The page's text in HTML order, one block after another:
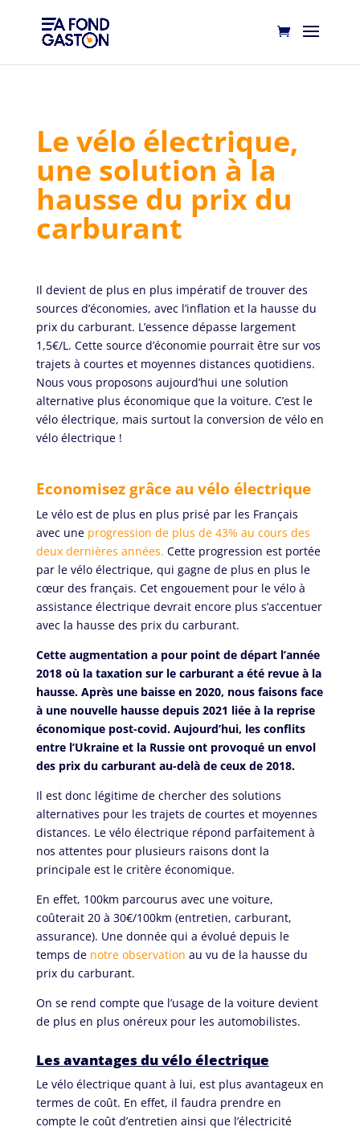
Le vélo électrique,
une solution à la
hausse du prix du
carburant
Il devient de plus en plus impératif de trouver des
sources d’économies, avec l’inflation et la hausse du
prix du carburant. L’essence dépasse largement
1,5€/L. Cette source d’économie pourrait être sur vos
trajets à courtes et moyennes distances quotidiens.
Nous vous proposons aujourd’hui une solution
alternative plus économique que la voiture. C’est le
vélo électrique, mais surtout la conversion de vélo en
vélo électrique !
Economisez grâce au vélo électrique
Le vélo est de plus en plus prisé par les Français
avec une progression de plus de 43% au cours des
deux dernières années. Cette progression est portée
par le vélo électrique, qui gagne de plus en plus le
cœur des français. Cet engouement pour le vélo à
assistance électrique devrait encore plus s’accentuer
avec la hausse des prix du carburant.
Cette augmentation a pour point de départ l’année
2018 où la taxation sur le carburant a été revue à la
hausse. Après une baisse en 2020, nous faisons face
à une nouvelle hausse depuis 2021 liée à la reprise
économique post-covid. Aujourd’hui, les conflits
entre l’Ukraine et la Russie ont provoqué un envol
des prix du carburant au-delà de ceux de 2018.
Il est donc légitime de chercher des solutions
alternatives pour les trajets de courtes et moyennes
distances. Le vélo électrique répond parfaitement à
nos attentes pour plusieurs raisons dont la
principale est le critère économique.
En effet, 100km parcourus avec une voiture,
coûterait 20 à 30€/100km (entretien, carburant,
assurance). Une donnée qui a évolué depuis le
temps de notre observation au vu de la hausse du
prix du carburant.
On se rend compte que l’usage de la voiture devient
de plus en plus onéreux pour les automobilistes.
Les avantages du vélo électrique
Le vélo électrique quant à lui, est plus avantageux en
termes de coût. En effet, il faudra prendre en
compte le coût d’entretien ainsi que l’électricité